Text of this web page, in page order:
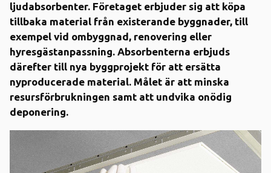
ljudabsorbenter. Företaget erbjuder sig att köpa
tillbaka material från existerande byggnader, till
exempel vid ombyggnad, renovering eller
hyresgästanpassning. Absorbenterna erbjuds
därefter till nya byggprojekt för att ersätta
nyproducerade material. Målet är att minska
resursförbrukningen samt att undvika onödig
deponering.